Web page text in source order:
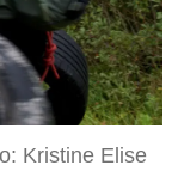
Kristine Elise